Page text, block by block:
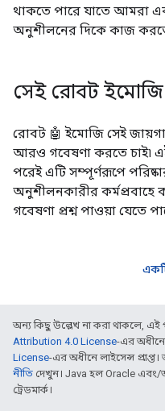
থাকতে পারে যাতে আমরা
অনুশীলনের দিকে কাজ
সেই রোবট ইমোজি
রোবট 🤖 ইমোজি সেই
আরও গবেষণা করতে চাই৷ এই
পরেই এটি সম্পূর্ণরূপে
অনুশীলনকারীর
গবেষণা প্রশ্ন পাওয়া যেতে
অন্য কিছু উল্লেখ না করা থাকলে, এই
Attribution 4.0 License-এর
License-এর অধীনে লাইসেন্স
নীতি দেখুন। Java হল Oracle এবং/
ট্রেডমার্ক।